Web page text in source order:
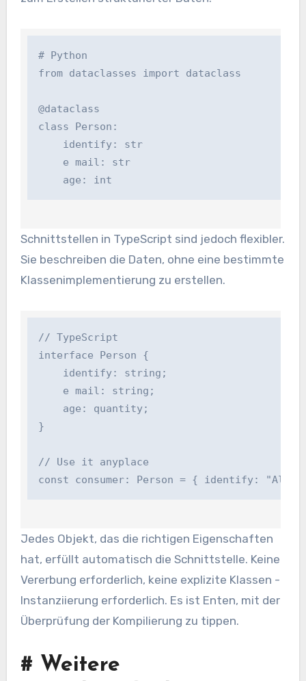
# Python
from dataclasses import dataclass
@dataclass
class Person:
    identify: str
    e mail: str
    age: int
Schnittstellen in TypeScript sind jedoch flexibler.
Sie beschreiben die Daten, ohne eine bestimmte
Klassenimplementierung zu erstellen.
// TypeScript
interface Person {
    identify: string;
    e mail: string;
    age: quantity;
}
// Use it anyplace
const consumer: Person = { identify:
Jedes Objekt, das die richtigen Eigenschaften
hat, erfüllt automatisch die Schnittstelle. Keine
Vererbung erforderlich, keine explizite Klassen -
Instanziierung erforderlich. Es ist Enten, mit der
Überprüfung der Kompilierung zu tippen.
# Weitere